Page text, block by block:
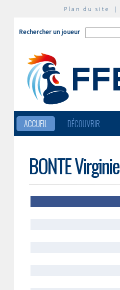
Plan du site |
Rechercher un joueur
ACCUEIL DÉCOUVRIR
BONTE Virginie